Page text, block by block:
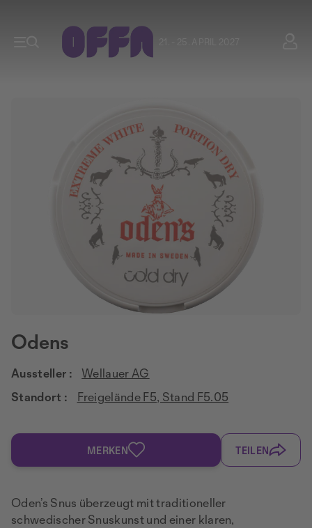
Odens
Aussteller :
Wellauer AG
Standort :
Freigelände F5, Stand F5.05
MERKEN TEILEN
Oden’s Snus überzeugt mit traditioneller
schwedischer Snuskunst und einer klaren,